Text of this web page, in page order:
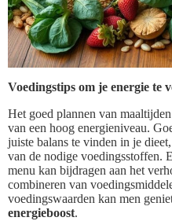
Voedingstips om je energie te
Het goed plannen van
van een hoog energieniveau.
juiste balans te vinden in je
van de nodige voedingsstoffen.
menu kan bijdragen aan het
combineren van
voedingswaarden kan men
energieboost.